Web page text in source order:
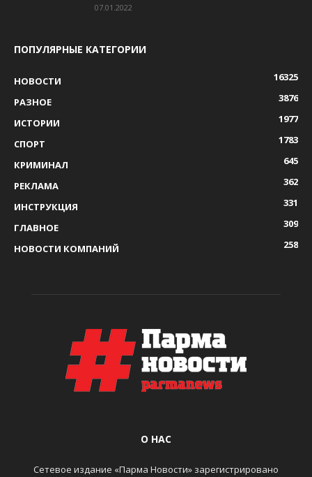
07.01.2022
ПОПУЛЯРНЫЕ КАТЕГОРИИ
НОВОСТИ
16325
РАЗНОЕ
3876
ИСТОРИИ
1977
СПОРТ
1783
КРИМИНАЛ
645
РЕКЛАМА
362
ИНСТРУКЦИЯ
331
ГЛАВНОЕ
309
НОВОСТИ КОМПАНИЙ
258
О НАС
Сетевое издание «Парма Новости» зарегистрировано